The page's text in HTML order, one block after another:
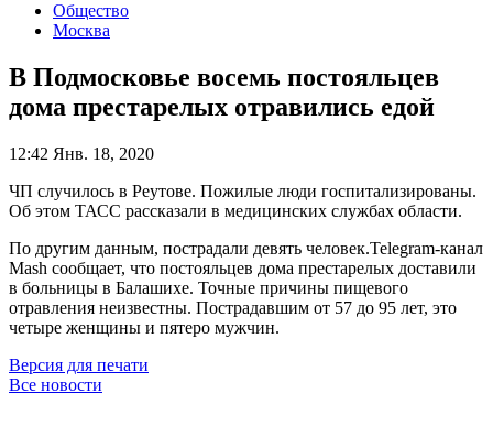
Общество
Москва
В Подмосковье восемь постояльцев
дома престарелых отравились едой
12:42 Янв. 18, 2020
ЧП случилось в Реутове. Пожилые люди госпитализированы.
Об этом ТАСС рассказали в медицинских службах области.
По другим данным, пострадали девять человек.Telegram-канал
Mash сообщает, что постояльцев дома престарелых доставили
в больницы в Балашихе. Точные причины пищевого
отравления неизвестны. Пострадавшим от 57 до 95 лет, это
четыре женщины и пятеро мужчин.
Версия для печати
Все новости